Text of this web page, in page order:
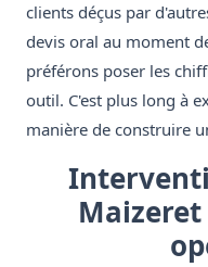
clients déçus par
devis oral au moment
préférons poser les
outil. C'est plus long à
manière de construire